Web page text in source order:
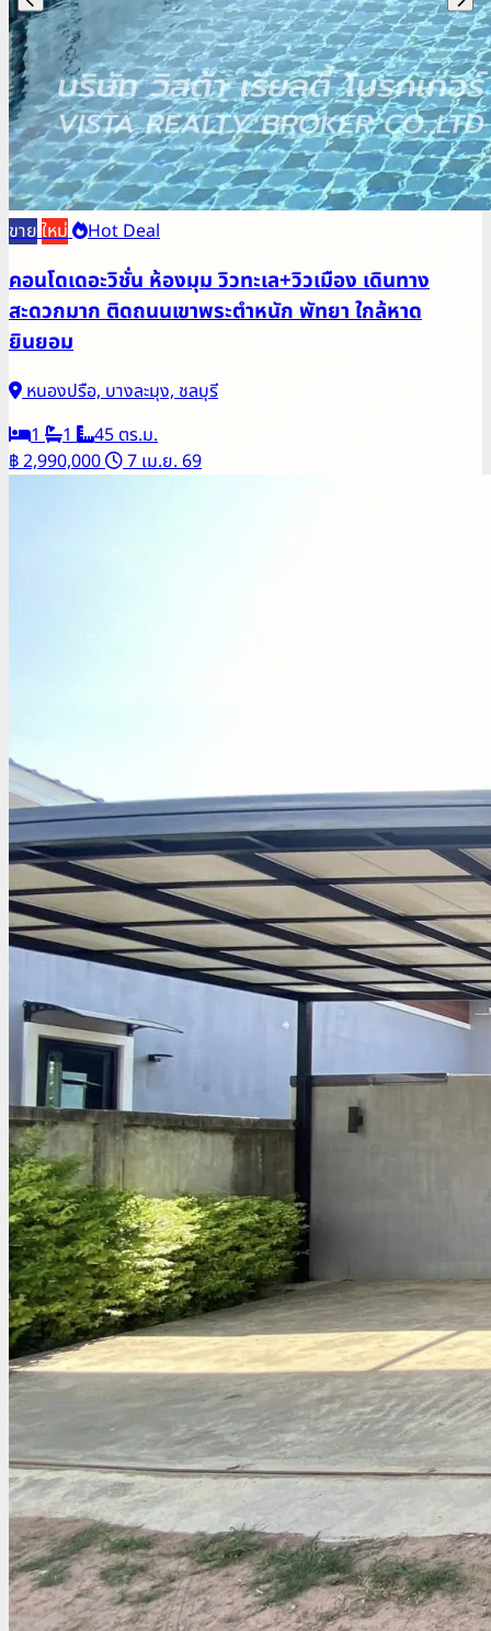
ขายใหม่ Hot Deal
คอนโดเดอะวิชั่น ห้องมุม วิวทะเล+วิวเมือง เดินทาง
สะดวกมาก ติดถนนเขาพระตำหนัก พัทยา ใกล้หาด
ยินยอม
หนองปรือ, บางละมุง, ชลบุรี
1
1
45 ตร.ม.
฿ 2,990,000
7 เม.ย. 69